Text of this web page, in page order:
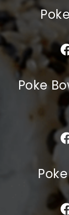
Poke